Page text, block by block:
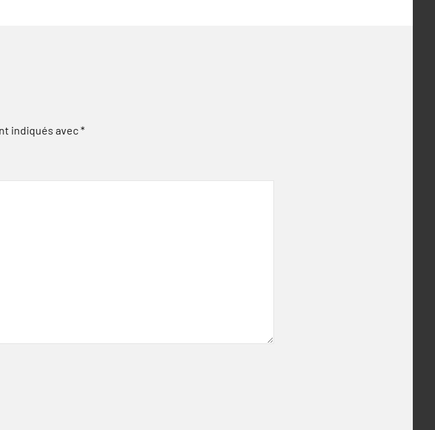
indiqués avec*